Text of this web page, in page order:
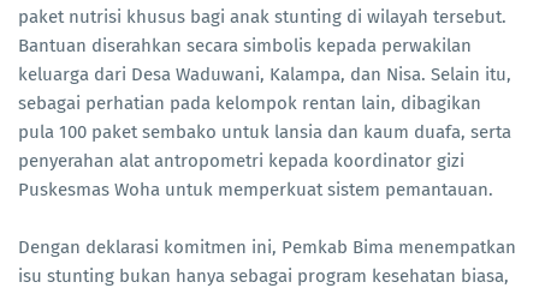
paket nutrisi khusus bagi anak stunting di wilayah tersebut.
Bantuan diserahkan secara simbolis kepada perwakilan
keluarga dari Desa Waduwani, Kalampa, dan Nisa. Selain itu,
sebagai perhatian pada kelompok rentan lain, dibagikan
pula 100 paket sembako untuk lansia dan kaum duafa, serta
penyerahan alat antropometri kepada koordinator gizi
Puskesmas Woha untuk memperkuat sistem pemantauan.
Dengan deklarasi komitmen ini, Pemkab Bima menempatkan
isu stunting bukan hanya sebagai program kesehatan biasa,